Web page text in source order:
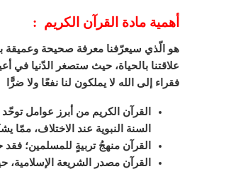
أهمية مادة القرآن الكريم :
هو الّذي سيعرّفنا معرفة صحيحة وعميقة
علاقتنا بالحياة، حيث ستصغر الدّنيا في
فقراء إلى الله لا يملكون لنا نفعًا ولا ضرًّا
القرآن الكريم من أبرز عوامل
السنة النبوية عند الاختلاف،
القرآن منهجُ تربيةٍ للمسلمين؛
القرآن مصدر الشريعة